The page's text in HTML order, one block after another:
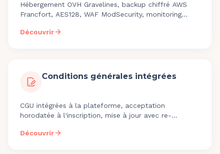
Hébergement OVH Gravelines, backup chiffré AWS
Francfort, AES128, WAF ModSecurity, monitoring
Découvrir
Conditions générales intégrées
CGU intégrées à la plateforme, acceptation
horodatée à l'inscription, mise à jour avec re-
Découvrir